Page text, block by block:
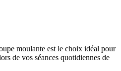
moulante est le choix idéal pour
de vos séances quotidiennes de